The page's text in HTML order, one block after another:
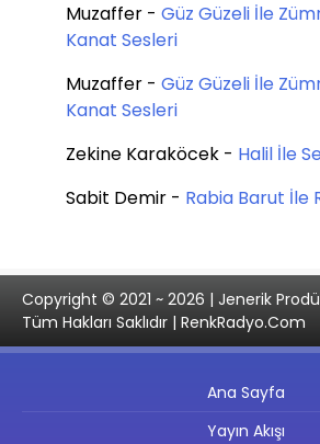
Muzaffer - Güz Güzeli İle
Kanat Sesleri
Muzaffer - Güz Güzeli İle
Kanat Sesleri
Zekine Karaköcek - Halil İle
Sabit Demir - Rabia Barut İle
Copyright © 2021 ~ 2026 | Jenerik
Tüm Hakları Saklıdır | RenkRadyo.Com
Ana Sayfa
Yayın Akışı